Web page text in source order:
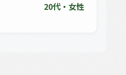
20代・女性